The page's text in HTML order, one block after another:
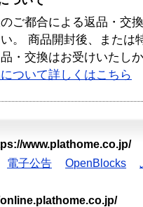
ご都合による返品・交
い。 商品開封後、または
・交換はお受けいたし
ついて詳しくはこちら
www.plathome.co.jp/
電子公告 OpenBlocks